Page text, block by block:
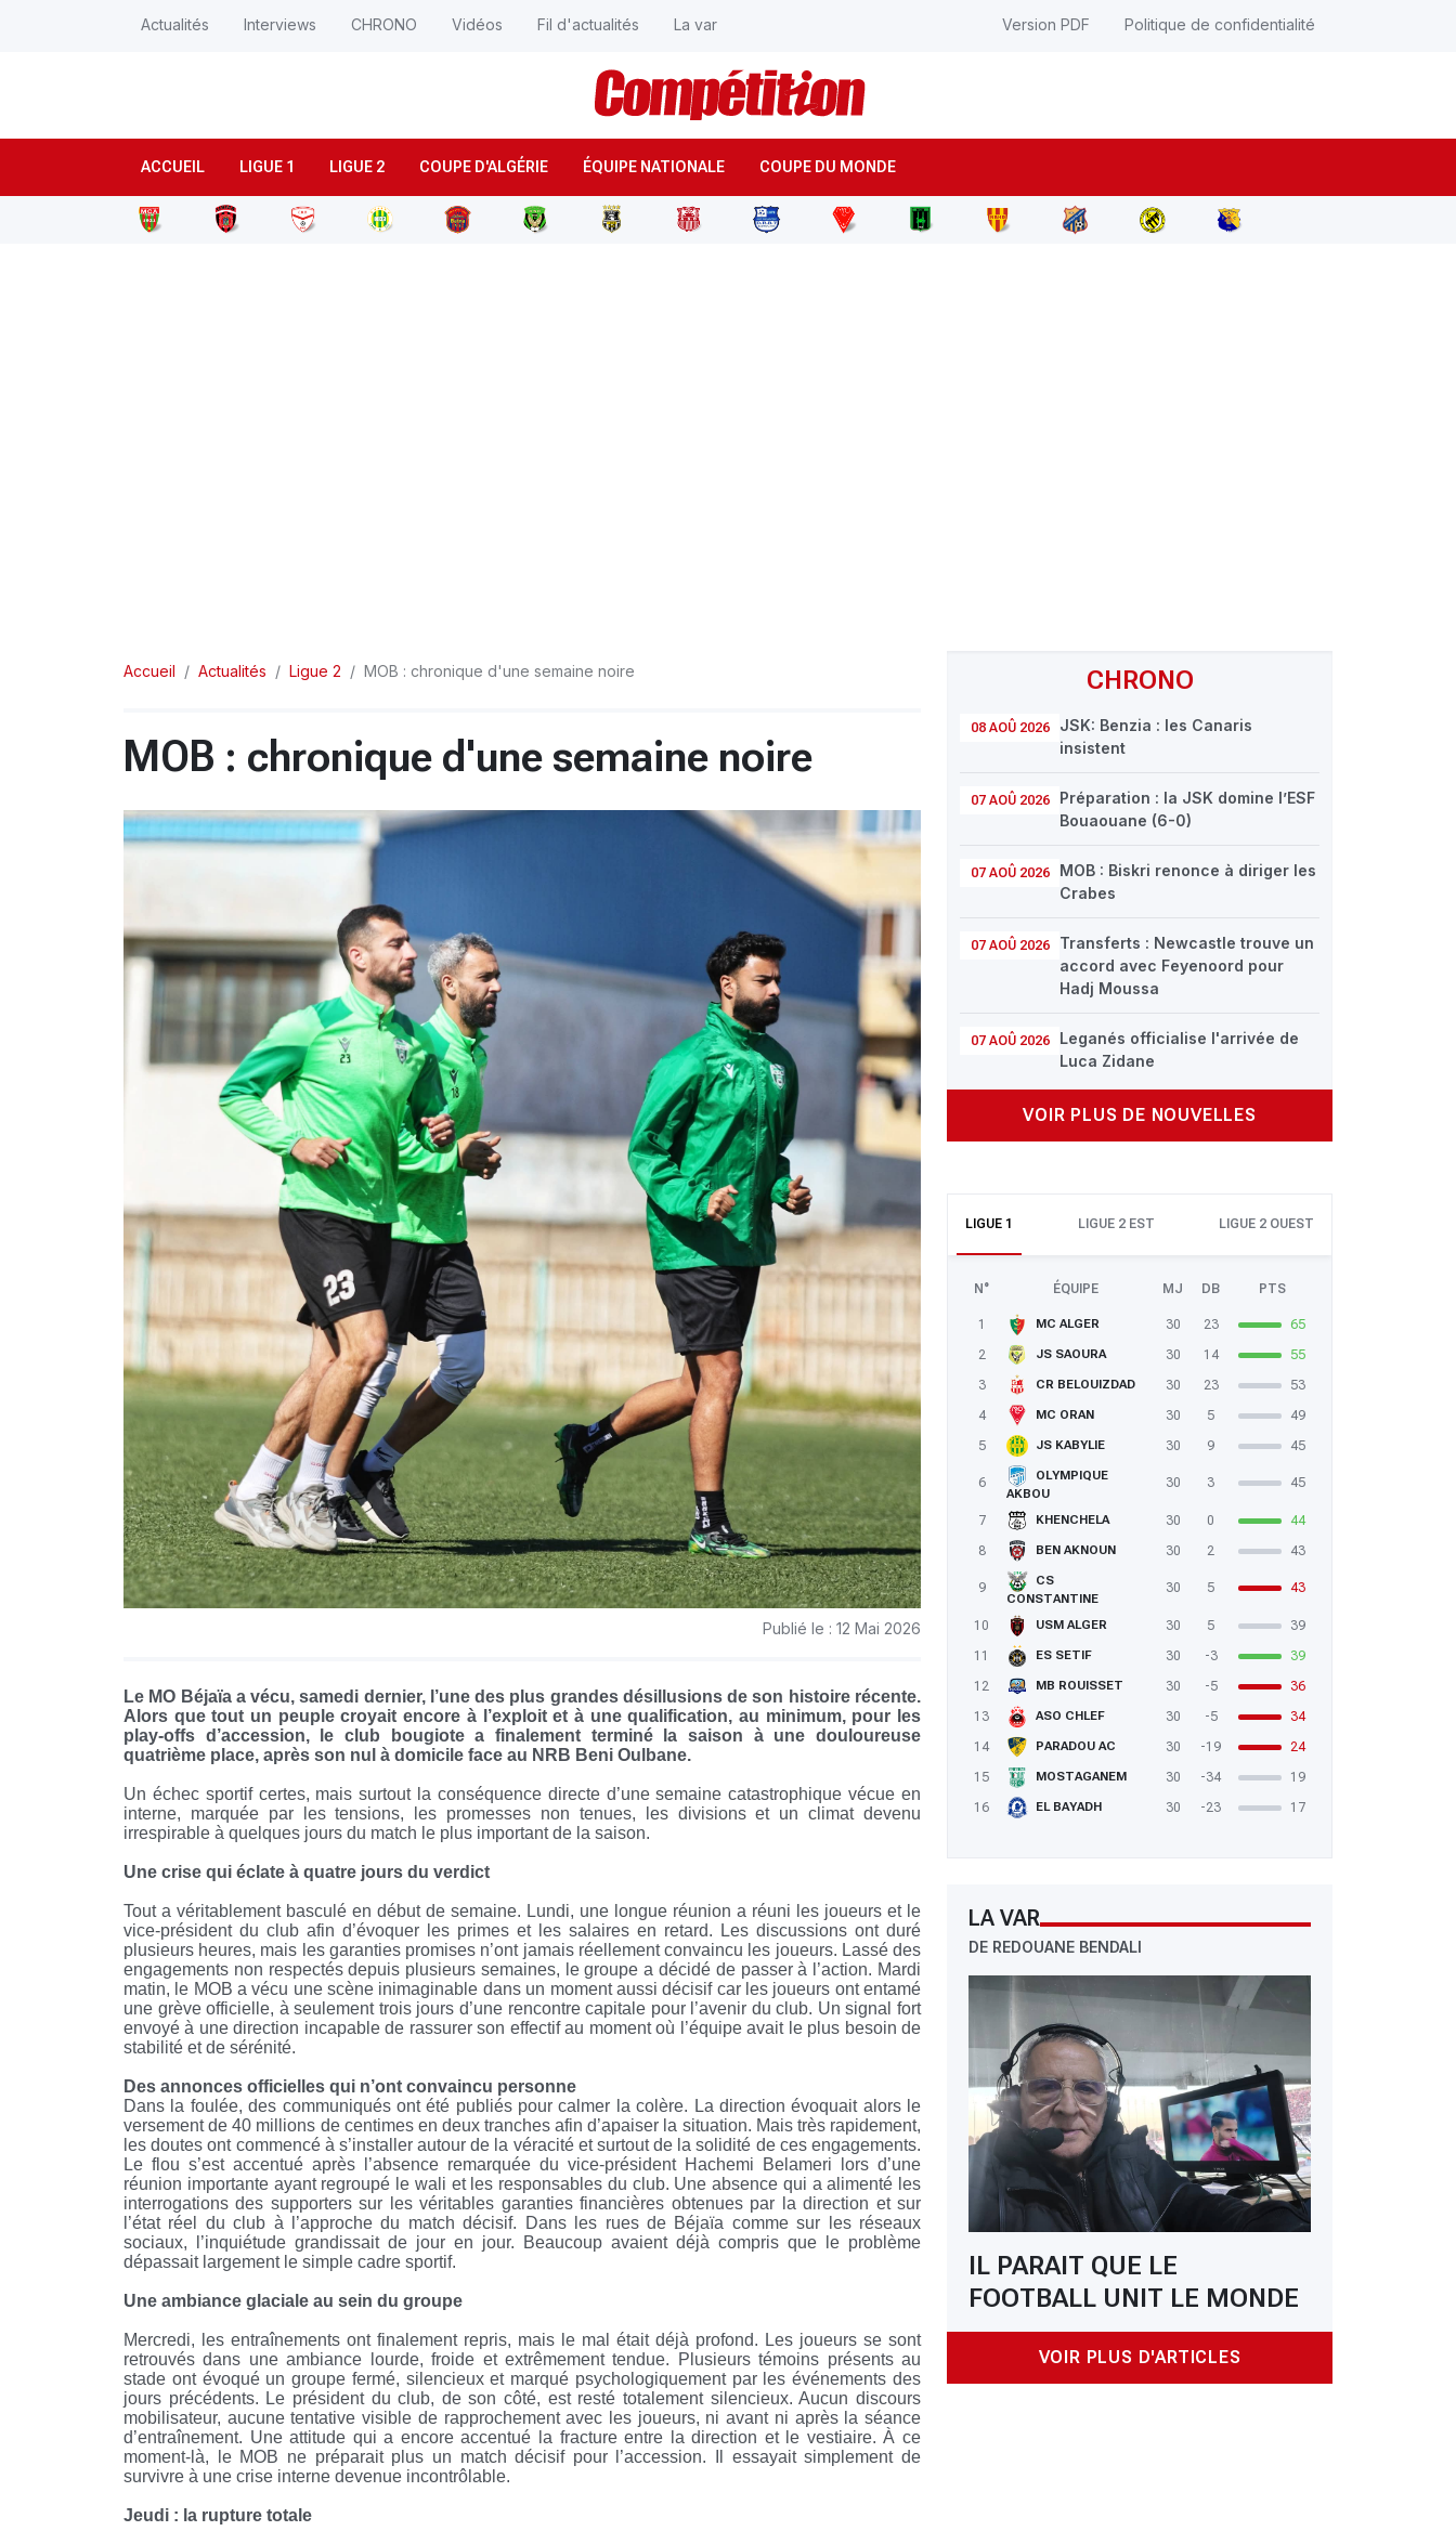
ACCUEIL LIGUE 1 LIGUE 2 COUPE D'ALGÉRIE ÉQUIPE NATIONALE COUPE DU MONDE
Actualités Interviews CHRONO Vidéos Fil d'actualités La var Version PDF Politique de confidentialité
CHRONO
08 AOÛ 2026
JSK: Benzia : les Canaris
insistent
07 AOÛ 2026
Préparation : la JSK domine l’ESF
Bouaouane (6-0)
07 AOÛ 2026
MOB : Biskri renonce à diriger les
Crabes
07 AOÛ 2026
Transferts : Newcastle trouve un
accord avec Feyenoord pour
Hadj Moussa
07 AOÛ 2026
Leganés officialise l'arrivée de
Luca Zidane
VOIR PLUS DE NOUVELLES
LIGUE 1 LIGUE 2 EST LIGUE 2 OUEST
N° ÉQUIPE MJ DB PTS
1 MC ALGER 30 23
65
2
JS SAOURA 30 14
55
3
CR BELOUIZDAD 30 23
53
4
MC ORAN 30 5
49
5
JS KABYLIE 30 9 45
6
OLYMPIQUE
AKBOU
30 3 45
7 KHENCHELA 30 0
44
8
BEN AKNOUN 30 2 43
9
CS
CONSTANTINE
30 5 43
10 USM ALGER 30 5
39
11
ES SETIF 30 -3
39
12
MB ROUISSET 30 -5
36
13
ASO CHLEF 30 -5
34
14
PARADOU AC 30 -19
24
15
MOSTAGANEM 30 -34
19
16
EL BAYADH 30 -23 17
LA VAR
DE REDOUANE BENDALI
IL PARAIT QUE LE
FOOTBALL UNIT LE MONDE
VOIR PLUS D'ARTICLES
Accueil Actualités Ligue 2 MOB : chronique d'une semaine noire
MOB : chronique d'une semaine noire
Publié le : 12 Mai 2026
Le MO Béjaïa a vécu, samedi dernier, l’une des plus grandes désillusions de son histoire récente.
Alors que tout un peuple croyait encore à l’exploit et à une qualification, au minimum, pour les
play-offs d’accession, le club bougiote a finalement terminé la saison à une douloureuse
quatrième place, après son nul à domicile face au NRB Beni Oulbane.
Un échec sportif certes, mais surtout la conséquence directe d’une semaine catastrophique vécue en
interne, marquée par les tensions, les promesses non tenues, les divisions et un climat devenu
irrespirable à quelques jours du match le plus important de la saison.
Une crise qui éclate à quatre jours du verdict
Tout a véritablement basculé en début de semaine. Lundi, une longue réunion a réuni les joueurs et le
vice-président du club afin d’évoquer les primes et les salaires en retard. Les discussions ont duré
plusieurs heures, mais les garanties promises n’ont jamais réellement convaincu les joueurs. Lassé des
engagements non respectés depuis plusieurs semaines, le groupe a décidé de passer à l’action. Mardi
matin, le MOB a vécu une scène inimaginable dans un moment aussi décisif car les joueurs ont entamé
une grève officielle, à seulement trois jours d’une rencontre capitale pour l’avenir du club. Un signal fort
envoyé à une direction incapable de rassurer son effectif au moment où l’équipe avait le plus besoin de
stabilité et de sérénité.
Des annonces officielles qui n’ont convaincu personne
Dans la foulée, des communiqués ont été publiés pour calmer la colère. La direction évoquait alors le
versement de 40 millions de centimes en deux tranches afin d’apaiser la situation. Mais très rapidement,
les doutes ont commencé à s’installer autour de la véracité et surtout de la solidité de ces engagements.
Le flou s’est accentué après l’absence remarquée du vice-président Hachemi Belameri lors d’une
réunion importante ayant regroupé le wali et les responsables du club. Une absence qui a alimenté les
interrogations des supporters sur les véritables garanties financières obtenues par la direction et sur
l’état réel du club à l’approche du match décisif. Dans les rues de Béjaïa comme sur les réseaux
sociaux, l’inquiétude grandissait de jour en jour. Beaucoup avaient déjà compris que le problème
dépassait largement le simple cadre sportif.
Une ambiance glaciale au sein du groupe
Mercredi, les entraînements ont finalement repris, mais le mal était déjà profond. Les joueurs se sont
retrouvés dans une ambiance lourde, froide et extrêmement tendue. Plusieurs témoins présents au
stade ont évoqué un groupe fermé, silencieux et marqué psychologiquement par les événements des
jours précédents. Le président du club, de son côté, est resté totalement silencieux. Aucun discours
mobilisateur, aucune tentative visible de rapprochement avec les joueurs, ni avant ni après la séance
d’entraînement. Une attitude qui a encore accentué la fracture entre la direction et le vestiaire. À ce
moment-là, le MOB ne préparait plus un match décisif pour l’accession. Il essayait simplement de
survivre à une crise interne devenue incontrôlable.
Jeudi : la rupture totale